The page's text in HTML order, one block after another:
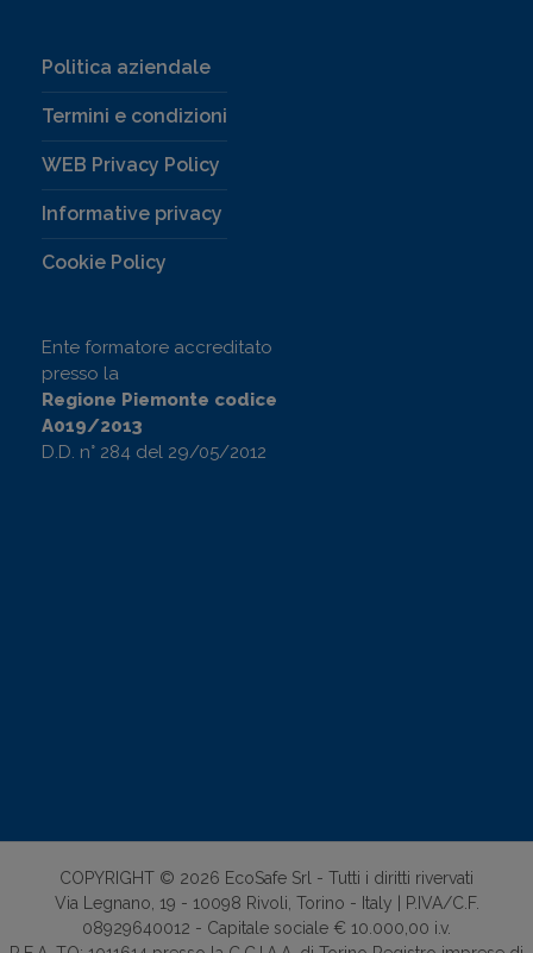
Politica aziendale
Termini e condizioni
WEB Privacy Policy
Informative privacy
Cookie Policy
Ente formatore accreditato
presso la
Regione Piemonte codice
A019/2013
D.D. n° 284 del 29/05/2012
COPYRIGHT © 2026 EcoSafe Srl - Tutti i diritti rivervati
Via Legnano, 19 - 10098 Rivoli, Torino - Italy | P.IVA/C.F.
08929640012 - Capitale sociale € 10.000,00 i.v.